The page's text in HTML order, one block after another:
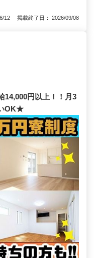
12 掲載終了日： 2026/09/08
14,000円以上！！月3
OK★